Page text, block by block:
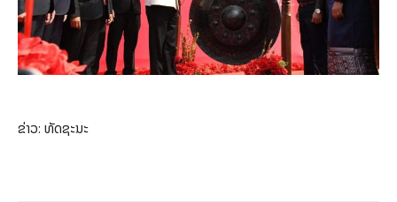
ຂ່າວ: ທັດຊະນະ